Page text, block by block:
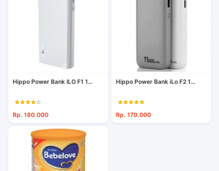
Hippo Power Bank ILO F1 1...
Rp. 180.000
Hippo Power Bank iLo F2 1...
Rp. 170.000